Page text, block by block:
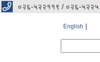
०२६-५२२११९ / ०२६-
English